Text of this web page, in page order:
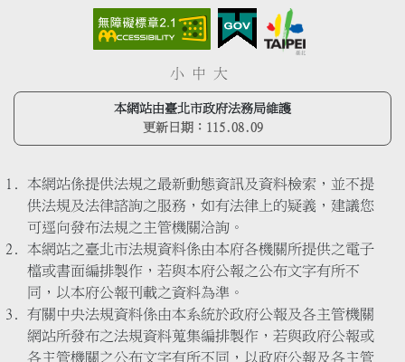
小 中 大
本網站由臺北市政府法務局維護
更新日期： 115.08.09
本網站係提供法規之最新動態資訊及資料檢索，並不提
供法規及法律諮詢之服務，如有法律上的疑義，建議您
可逕向發布法規之主管機關洽詢。
本網站之臺北市法規資料係由本府各機關所提供之電子
檔或書面編排製作，若與本府公報之公布文字有所不
同，以本府公報刊載之資料為準。
有關中央法規資料係由本系統於政府公報及各主管機關
網站所發布之法規資料蒐集編排製作，若與政府公報或
各主管機關之公布文字有所不同，以政府公報及各主管